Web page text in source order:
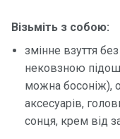
Візьміть з собою:
змінне взуття
нековзною
можна босоніж),
аксесуарів,
сонця, крем від
и